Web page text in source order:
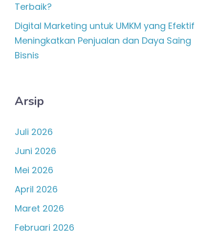
Terbaik?
Digital Marketing untuk UMKM yang Efektif
Meningkatkan Penjualan dan Daya Saing
Bisnis
Arsip
Juli 2026
Juni 2026
Mei 2026
April 2026
Maret 2026
Februari 2026